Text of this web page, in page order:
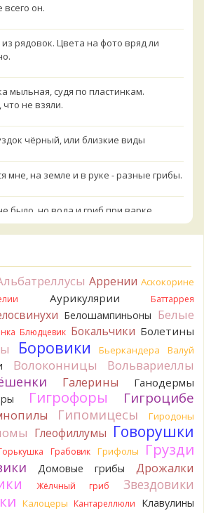
всего он.
рядовок. Цвета на фото вряд ли
мыльная, судя по пластинкам.
не взяли.
чёрный, или близкие виды
мне, на земле и в руке - разные грибы.
было, но вода и гриб при варке
Большое спасибо.
Но они не все безоговорочно
следующий раз вырвите его целиком и
Именно вертикально.
основания - значит, Ш. Желтокожий,
гриб сварить, Желтокожий и еще
начинают жутко вонять химией, и
а можно быть хотя бы уверенным,
в ножке нет, но центральная
цвета немного. Изменения цвета
опушке под не старым дубом.
не снимается, вместо этого
Аррении Аскокорине
Аурикулярии Баттаррея
Белошампиньоны Белые
Блюдцевик Бокальчики Болетины
Боровики Бьеркандера Валуй
Волоконницы Вольвариеллы
Галерины Ганодермы
Гигрофоры Гигроцибе
Гипомицесы Гиродоны
Глеофиллумы Говорушки
Грабовик Грифолы Грузди
Домовые грибы Дрожалки
Жёлчный гриб Звездовики
Калоцеры Кантареллюли
Клавулины